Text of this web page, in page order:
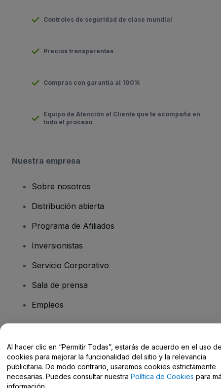
Controles de seguridad de clase mundial
Precios transparentes
Compras con garantía al 100%
Equipo de Atención al Cliente que te acompaña en
todo el proceso
Nuestra empresa
Sobre nosotros
Distribución abierta
Programa de Afiliados
Inversionistas
Servicio Corporativo
Sala de prensa
Empleos
Centro de Ayuda / Contacto
Al hacer clic en “Permitir Todas”, estarás de acuerdo en el uso
cookies para mejorar la funcionalidad del sitio y la relevancia
publicitaria. De modo contrario, usaremos cookies estrictamente
necesarias. Puedes consultar nuestra Política de Cookies para
información.